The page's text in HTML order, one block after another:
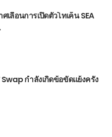
เลื่อนการเปิดตัวโทเค็น SEA
กำลังเกิดข้อขัดแย้งครั้ง